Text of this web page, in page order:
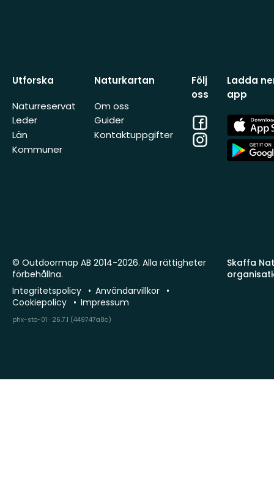
Utforska
Naturreservat
Leder
Län
Kommuner
Naturkartan
Om oss
Guider
Kontaktuppgifter
Följ
oss
Facebook
Instagram
Ladda
app
App
Store
App
Store
Skaffa
© Outdoormap AB 2014-2026. Alla rättigheter
förbehållna.
Integritetspolicy
Användarvillkor
Cookiepolicy
Impressum
phx-sto-01 · 26.7.1 (449747a8c)